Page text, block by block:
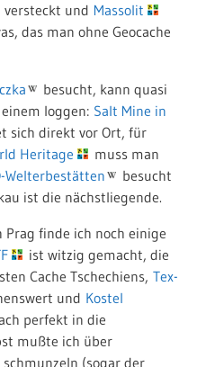
versteckt und Massolit
das man ohne Geocache
besucht, kann quasi
loggen: Salt Mine in
sich direkt vor Ort, für
Heritage
muss man
Welterbestätten
besucht
ist die nächstliegende.
Prag finde ich noch einige
ist witzig gemacht, die
Cache Tschechiens, Tex-
und Kostel
perfekt in die
mußte ich über
schmunzeln (sogar der